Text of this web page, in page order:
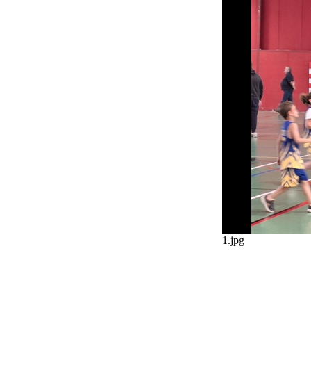
1.jpg